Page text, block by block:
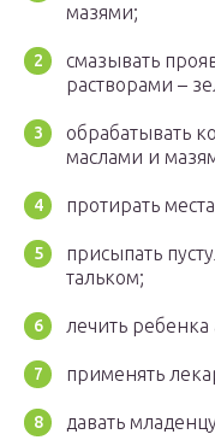
мазями;
смазывать
растворами –
обрабатывать
маслами и
протирать
присыпать
тальком;
лечить
применять
давать